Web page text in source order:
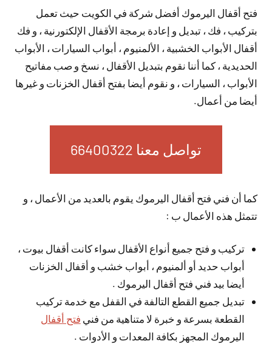
فتح أقفال اليرموك أفضل شركة في الكويت حيث تعمل
بتركيب ، فك ، تبديل و إعادة برمجة الأقفال الإلكتورنية ، و فك
أقفال الأبواب الخشبية ، الألمنيوم ، أبواب السيارات ، الأبواب
الحديدية ، كما أننا نقوم بتبديل الأقفال ، نسخ و صب مفاتيح
الأبواب ، السيارات ، و نقوم أيضا بفتح أقفال الخزنات و غيرها
أيضا من أعمال.
تواصل معنا 66400322
كما أن فني فتح أقفال اليرموك يقوم بالعديد من الأعمال ، و
تتمثل هذه الأعمال ب :
تركيب و فتح جميع أنواع الأقفال سواء كانت أقفال بيوت ،
أبواب حديد أو ألمنيوم ، أبواب خشب و أقفال الخزنات
أيضا بيد فني فتح أقفال اليرموك .
تبديل جميع القطع التالفة في القفل مع خدمة تركيب
القطعة بسرعة و خبرة لا متناهية من فني فتح أقفال
اليرموك المجهز بكافة المعدات و الأدوات .